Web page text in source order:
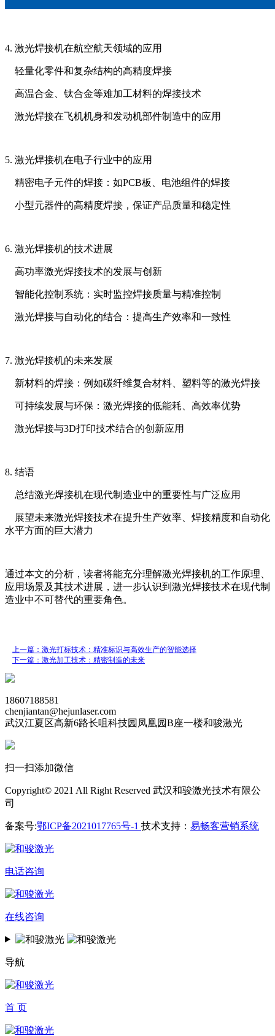
4. 激光焊接机在航空航天领域的应用
轻量化零件和复杂结构的高精度焊接
高温合金、钛合金等难加工材料的焊接技术
激光焊接在飞机机身和发动机部件制造中的应用
5. 激光焊接机在电子行业中的应用
精密电子元件的焊接：如PCB板、电池组件的焊接
小型元器件的高精度焊接，保证产品质量和稳定性
6. 激光焊接机的技术进展
高功率激光焊接技术的发展与创新
智能化控制系统：实时监控焊接质量与精准控制
激光焊接与自动化的结合：提高生产效率和一致性
7. 激光焊接机的未来发展
新材料的焊接：例如碳纤维复合材料、塑料等的激光焊接
可持续发展与环保：激光焊接的低能耗、高效率优势
激光焊接与3D打印技术结合的创新应用
8. 结语
总结激光焊接机在现代制造业中的重要性与广泛应用
展望未来激光焊接技术在提升生产效率、焊接精度和自动化
水平方面的巨大潜力
通过本文的分析，读者将能充分理解激光焊接机的工作原理、
应用场景及其技术进展，进一步认识到激光焊接技术在现代制
造业中不可替代的重要角色。
上一篇：激光打标技术：精准标识与高效生产的智能选择
下一篇：激光加工技术：精密制造的未来
18607188581
chenjiantan@hejunlaser.com
武汉江夏区高新6路长咀科技园凤凰园B座一楼和骏激光
扫一扫添加微信
Copyright© 2021 All Right Reserved 武汉和骏激光技术有限公
司
备案号:鄂ICP备2021017765号-1 技术支持： 易畅客营销系统
电话咨询
在线咨询
导航
首 页